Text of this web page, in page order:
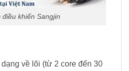
điều khiển Sangjin
về lõi (từ 2 core đến 30